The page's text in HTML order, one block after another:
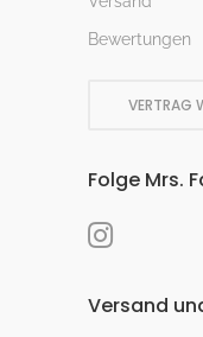
Bewertungen
VERTRAG
Folge Mrs.
Versand